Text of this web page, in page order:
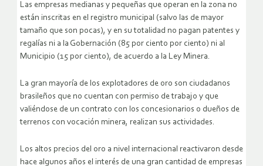
Las empresas medianas y pequeñas que operan en la zona no
están inscritas en el registro municipal (salvo las de mayor
tamaño que son pocas), y en su totalidad no pagan patentes y
regalías ni a la Gobernación (85 por ciento por ciento) ni al
Municipio (15 por ciento), de acuerdo a la Ley Minera.
La gran mayoría de los explotadores de oro son ciudadanos
brasileños que no cuentan con permiso de trabajo y que
valiéndose de un contrato con los concesionarios o dueños de
terrenos con vocación minera, realizan sus actividades.
Los altos precios del oro a nivel internacional reactivaron desde
hace algunos años el interés de una gran cantidad de empresas